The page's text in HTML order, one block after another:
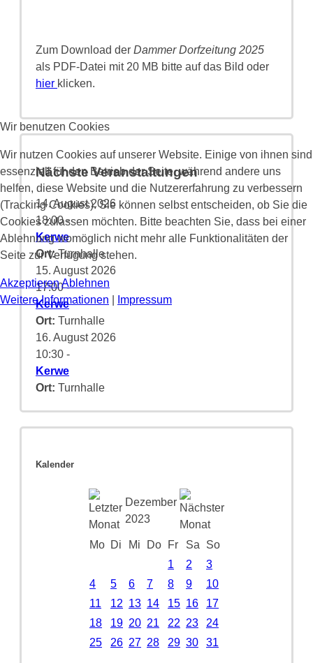
Zum Download der Dammer Dorfzeitung 2025
als PDF-Datei mit 20 MB bitte auf das Bild oder
hier klicken.
Nächste Veranstaltungen
14. August 2026
18:00-
Kerwe
Ort:Turnhalle
15. August 2026
17:00-
Kerwe
Ort: Turnhalle
16. August 2026
10:30 -
Kerwe
Ort: Turnhalle
Kalender
Dezember
2023
Mo Di Mi Do Fr Sa
So
1
2
3
4
5 6 7 8 9
10
11
12 13 14 15 16
17
18
19 20 21 22 23
24
25
26 27 28 29 30 31
Wir benutzen Cookies
Wir nutzen Cookies auf unserer Website. Einige von ihnen sind
essenziell für den Betrieb der Seite, während andere uns
helfen, diese Website und die Nutzererfahrung zu verbessern
(Tracking Cookies). Sie können selbst entscheiden, ob Sie die
Cookies zulassen möchten. Bitte beachten Sie, dass bei einer
Ablehnung womöglich nicht mehr alle Funktionalitäten der
Seite zur Verfügung stehen.
AkzeptierenAblehnen
Weitere Informationen
Impressum